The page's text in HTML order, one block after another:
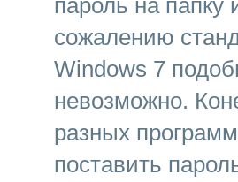
пароль на папку
сожалению
Windows 7
невозможно.
разных
поставить